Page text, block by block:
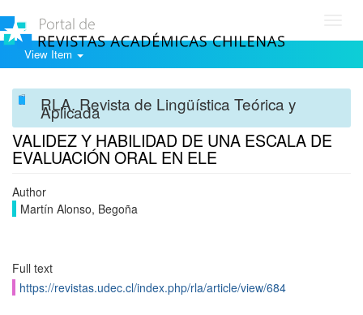
View Item
RLA. Revista de Lingüística Teórica y
Aplicada
VALIDEZ Y HABILIDAD DE UNA ESCALA DE
EVALUACIÓN ORAL EN ELE
Author
Martín Alonso, Begoña
Full text
https://revistas.udec.cl/index.php/rla/article/view/684